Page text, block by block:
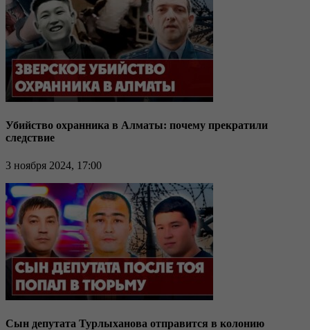
Убийство охранника в Алматы: почему прекратили
следствие
3 ноября 2024, 17:00
Сын депутата Турлыханова отправится в колонию